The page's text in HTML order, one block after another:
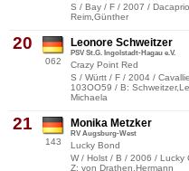
S / Bay / F / 2007 /
Reim,Günther
20
062
Leonore Schweitzer
PSV St.G. Ingolstadt-Hagau e.V.
Crazy Point Red
S / Württ / F / 2004 /
103OO59 / B:
Michaela
21
143
Monika Metzker
RV Augsburg-West
Lucky Bond
W / Holst / B / 2006 / Lucky
Z: von Drathen,Hermann